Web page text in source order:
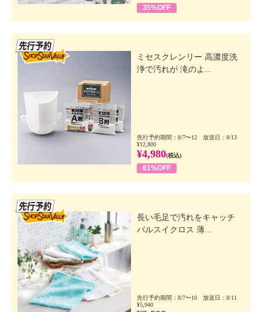
35%OFF
ミセスクレンリー 高濃度洗
浄で汚れが 滝のよ...
先行予約期間：8/7〜12 放送日：8/13
¥12,800
¥4,980(税込)
61%OFF
長い毛足で汚れをキャッチ
パルスイクロス 薄...
先行予約期間：8/7〜10 放送日：8/11
¥5,940